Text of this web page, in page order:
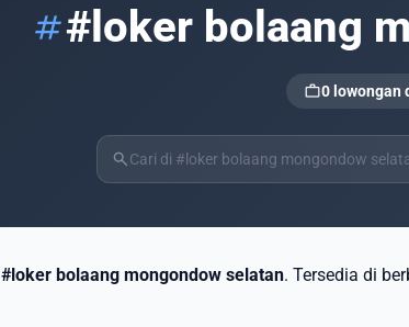
tag#loker bolaang
work0 lowongan
search
#loker bolaang mongondow selatan. Tersedia di